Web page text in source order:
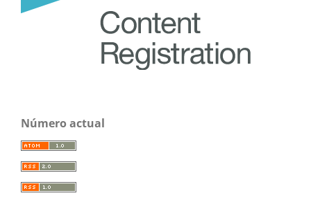
Número actual